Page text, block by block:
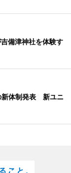
備津神社を体験す
新体制発表 新ユニ